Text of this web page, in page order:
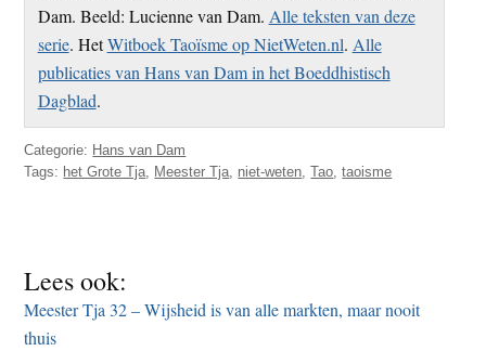
Dam. Beeld: Lucienne van Dam. Alle teksten van deze
serie. HetWitboek Taoïsme op NietWeten.nl. Alle
publicaties van Hans van Dam in het Boeddhistisch
Dagblad.
Categorie: Hans van Dam
Tags: het Grote Tja, Meester Tja, niet-weten,Tao,taoisme
Lees ook:
Meester Tja 32 – Wijsheid is van alle markten, maar nooit
thuis